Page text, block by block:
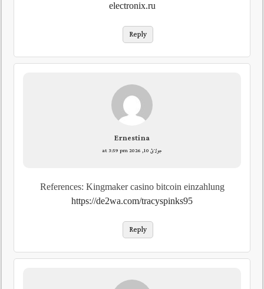
electronix.ru
Reply
Ernestina
جولائ 10, 2026 at 3:59 pm
References: Kingmaker casino bitcoin einzahlung
https://de2wa.com/tracyspinks95
Reply